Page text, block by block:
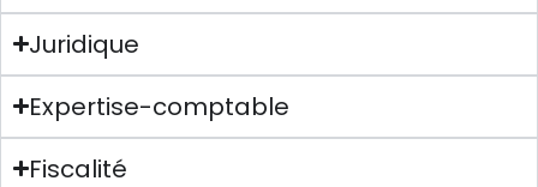
Juridique
Expertise-comptable
Fiscalité